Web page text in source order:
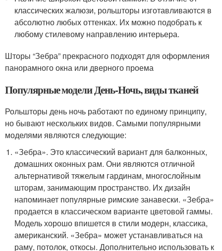
классических жалюзи, рольшторы изготавливаются в
абсолютно любых оттенках. Их можно подобрать к
любому стилевому направлению интерьера.
Шторы “Зебра” прекрасного подходят для оформления
панорамного окна или дверного проема
Популярные модели День-Ночь, виды тканей
Рольшторы день ночь работают по единому принципу,
но бывают нескольких видов. Самыми популярными
моделями являются следующие:
«Зебра». Это классический вариант для балконных,
домашних оконных рам. Они являются отличной
альтернативой тяжелым гардинам, многослойным
шторам, занимающим пространство. Их дизайн
напоминает популярные римские занавески. «Зебра»
продается в классическом варианте цветовой гаммы.
Модель хорошо впишется в стили модерн, классика,
американский. «Зебра» может устанавливаться на
раму, потолок, откосы. Дополнительно использовать к